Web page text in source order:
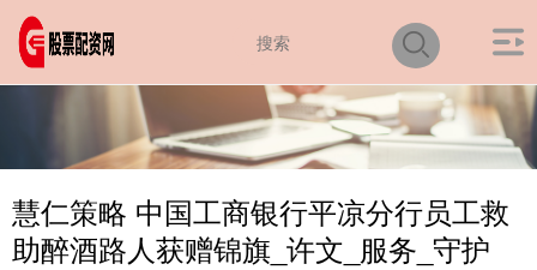
慧仁策略 中国工商银行平凉分行员工救
助醉酒路人获赠锦旗_许文_服务_守护